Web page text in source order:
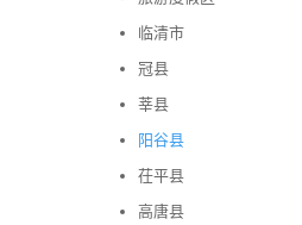
临清市
冠县
莘县
阳谷县
茌平县
高唐县